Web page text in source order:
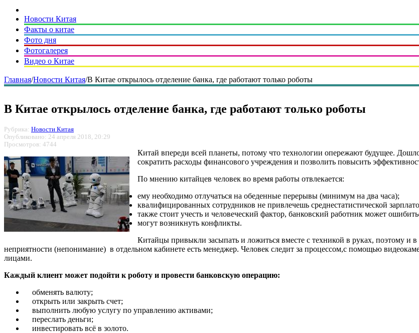
Новости Китая
Факты о китае
Фото дня
Фотогалерея
Видео о Китае
Главная/Новости Китая/В Китае открылось отделение банка, где работают только роботы
В Китае открылось отделение банка, где работают только роботы
Рубрика: Новости Китая
Опубликовано: 24 апреля 2018, 20:29
Просмотров: 4744
Китай впереди всей планеты, потому что технологии опережают будущее.
сократить расходы финансового учреждения и позволить повысить
По мнению китайцев человек во время работы отвлекается:
ему необходимо отлучаться на обеденные перерывы (минимум на два часа);
квалифицированных сотрудников не привлечешь среднестатистической
также стоит учесть и человеческий фактор, банковский работник может
могут возникнуть конфликты.
Китайцы привыкли засыпать и ложиться вместе с техникой в руках, поэтому и
неприятности (непонимание) в отдельном кабинете есть менеджер. Человек следит за процессом,с помощью
лицами.
Каждый клиент может подойти к роботу и провести банковскую операцию:
обменять валюту;
открыть или закрыть счет;
выполнить любую услугу по управлению активами;
переслать деньги;
инвестировать всё в золото.